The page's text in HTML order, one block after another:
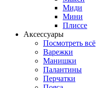
Миди
Мини
Плиссе
Аксессуары
Посмотреть всё
Варежки
Манишки
Палантины
Перчатки